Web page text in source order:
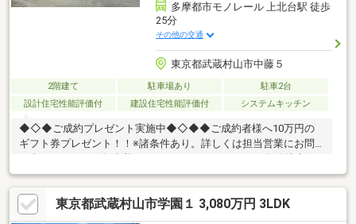
多摩都市モノレール 上北台駅 徒歩
25分
その他の交通
東京都武蔵村山市中藤５
2階建て 駐車場あり
駐車2台
設計住宅性能評価付
建設住宅性能評価付 システムキッチン
◆◇◆ご成約プレゼント実施中◆◇◆◆ご成約者様へ10万円の
ギフト券プレゼント！！※諸条件あり。詳しくは担当営業にお問
宅！POINT2. LDKは18.87帖でゆったり！POINT3. 10.5帖のファ
ミリースペースつき！
東京都武蔵村山市学園１ 3,080万円 3LDK